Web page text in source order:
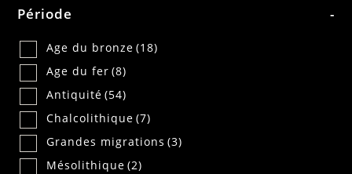
Période -
Age du bronze (18)
Age du fer (8)
Antiquité (54)
Chalcolithique (7)
Grandes migrations (3)
Mésolithique (2)